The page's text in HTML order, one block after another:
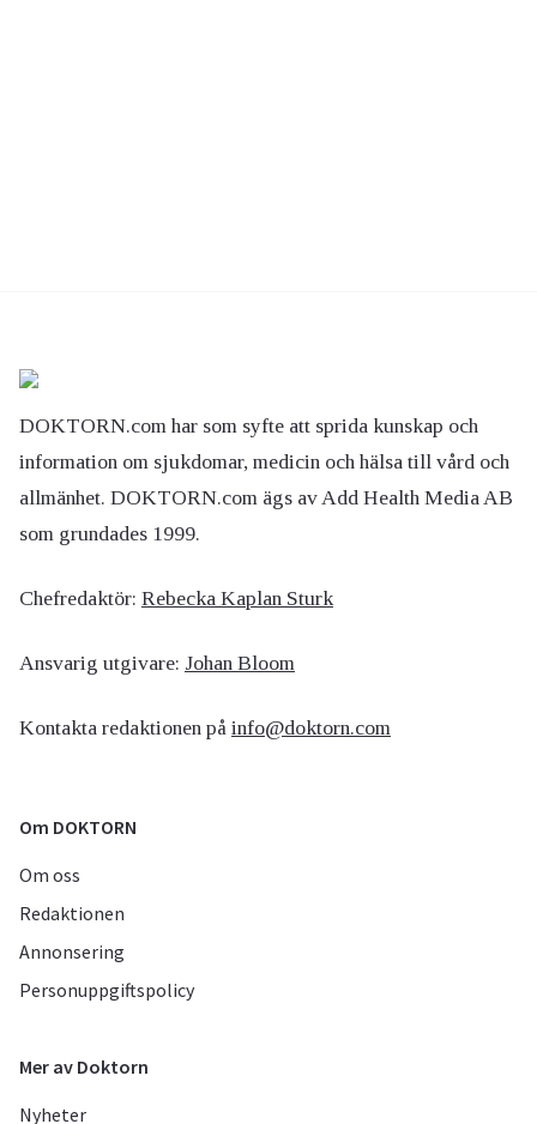
DOKTORN.com har som syfte att sprida kunskap och
information om sjukdomar, medicin och hälsa till vård och
allmänhet. DOKTORN.com ägs av Add Health Media AB
som grundades 1999.
Chefredaktör: Rebecka Kaplan Sturk
Ansvarig utgivare: Johan Bloom
Kontakta redaktionen på info@doktorn.com
Om DOKTORN
Om oss
Redaktionen
Annonsering
Personuppgiftspolicy
Mer av Doktorn
Nyheter